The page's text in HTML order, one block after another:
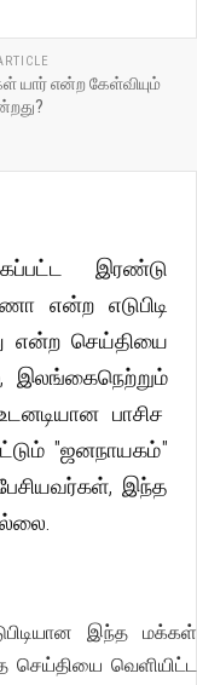
யார் என்ற கேள்வியும்
இரண்டு
என்ற எடுபிடி
என்ற செய்தியை
இலங்கைநெற்றும்
பாசிச
"ஜனநாயகம்"
பேசியவர்கள், இந்த
இந்த மக்கள்
வெளியிட்ட